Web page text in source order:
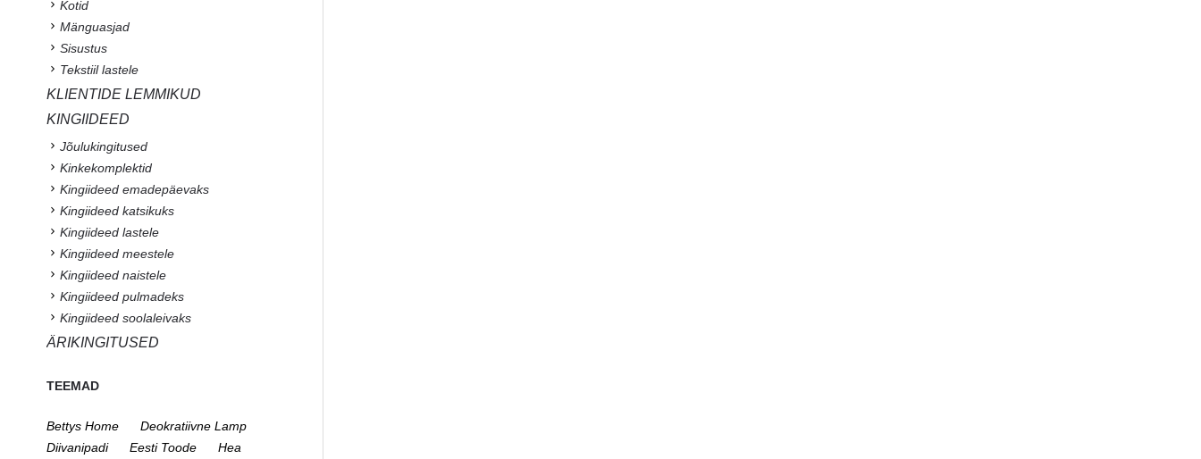
Kotid
Mänguasjad
Sisustus
Tekstiil lastele
KLIENTIDE LEMMIKUD
KINGIIDEED
Jõulukingitused
Kinkekomplektid
Kingiideed emadepäevaks
Kingiideed katsikuks
Kingiideed lastele
Kingiideed meestele
Kingiideed naistele
Kingiideed pulmadeks
Kingiideed soolaleivaks
ÄRIKINGITUSED
TEEMAD
Bettys Home
Deokratiivne Lamp
Diivanipadi
Eesti Toode
Hea